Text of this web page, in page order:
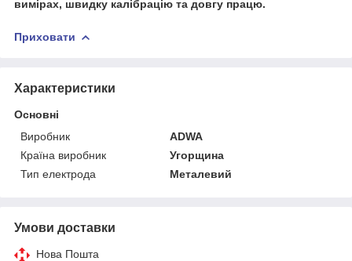
вимірах, швидку калібрацію та довгу працю.
Приховати
Характеристики
Основні
Виробник
ADWA
Країна виробник
Угорщина
Тип електрода
Металевий
Умови доставки
Нова Пошта